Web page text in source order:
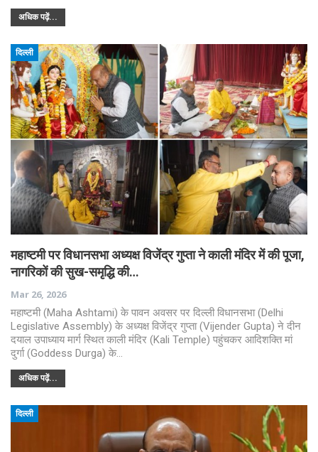
अधिक पढ़ें...
दिल्ली
महाष्टमी पर विधानसभा अध्यक्ष विजेंद्र गुप्ता ने काली मंदिर में की पूजा,
नागरिकों की सुख-समृद्धि की…
Mar 26, 2026
महाष्टमी (Maha Ashtami) के पावन अवसर पर दिल्ली विधानसभा (Delhi
Legislative Assembly) के अध्यक्ष विजेंद्र गुप्ता (Vijender Gupta) ने दीन
दयाल उपाध्याय मार्ग स्थित काली मंदिर (Kali Temple) पहुंचकर आदिशक्ति मां
दुर्गा (Goddess Durga) के…
अधिक पढ़ें...
दिल्ली